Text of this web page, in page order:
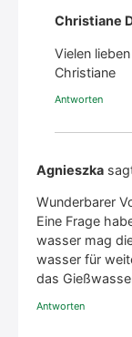
Christiane
Vie­len
Chris­tia­ne
Antworten
Agnieszka
Wun­der­ba­rer
Eine Fra­ge
was­ser mag
was­ser für
das
Antworten